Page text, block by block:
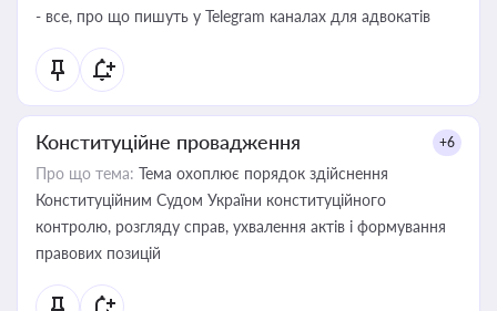
- все, про що пишуть у Telegram каналах для адвокатів
Конституційне провадження +6
Про що тема: Тема охоплює порядок здійснення
Конституційним Судом України конституційного
контролю, розгляду справ, ухвалення актів і формування
правових позицій